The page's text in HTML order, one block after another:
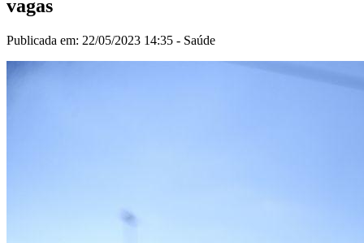
vagas
Publicada em: 22/05/2023 14:35 - Saúde